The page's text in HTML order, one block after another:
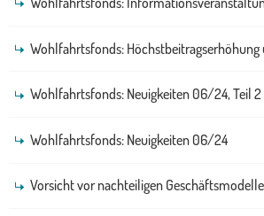
Wohlfahrtsfonds: Höchstbeitragserhöhung
Wohlfahrtsfonds: Neuigkeiten 06/24, Teil 2
Wohlfahrtsfonds: Neuigkeiten 06/24
Vorsicht vor nachteiligen